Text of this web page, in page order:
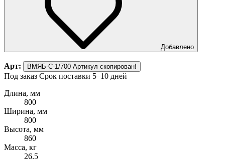
Добавлено
Арт: ВМЯБ-С-1/700 Артикул скопирован!
Под заказ Срок поставки 5–10 дней
Длина, мм
800
Ширина, мм
800
Высота, мм
860
Масса, кг
26.5